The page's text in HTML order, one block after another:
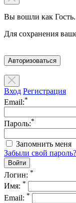
Вы вошли как Гость.
Для сохранения
Авторизоваться
Вход Регистрация
Email:*
Пароль:*
Запомнить меня
Забыли свой пароль?
Логин: *
Имя: *
Email: *